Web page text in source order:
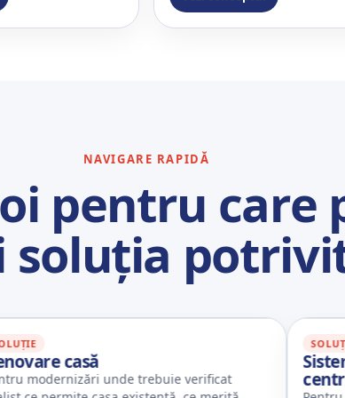
NAVIGARE RAPIDĂ
pentru care
soluția
casă
unde trebuie verificat
Sistem
centrală